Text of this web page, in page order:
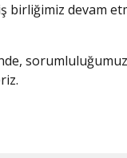
birliğimiz